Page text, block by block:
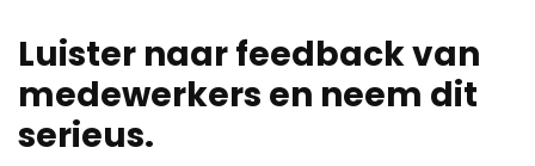
Luister naar feedback van
medewerkers en neem dit
serieus.